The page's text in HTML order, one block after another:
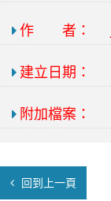
作 者：
建立日期：
附加檔案：
回到上一頁